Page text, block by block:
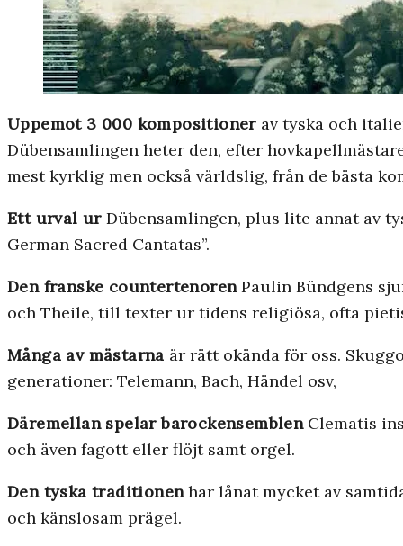
Uppemot 3 000 kompositionerav tyska och
Dübensamlingen heter den, efter
mest kyrklig men också världslig, från de bästa
Ett urval urDübensamlingen, plus lite annat av
German Sacred Cantatas”.
Den franske countertenorenPaulin Bündgens
och Theile, till texter ur tidens religiösa, ofta
Många av mästarna är rätt okända för oss.
generationer: Telemann, Bach, Händel osv,
Däremellan spelar barockensemblenClematis
och även fagott eller flöjt samt orgel.
Den tyska traditionenhar lånat mycket av
och känslosam prägel.